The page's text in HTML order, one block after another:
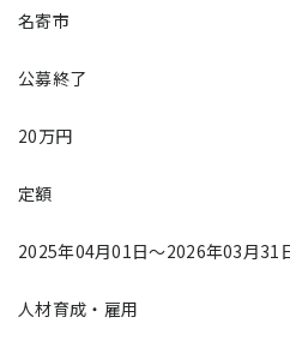
名寄市
公募終了
20万円
定額
2025年04月01日〜2026年03月31
人材育成・雇用